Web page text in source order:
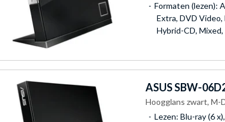
Formaten (lezen):
Extra, DVD
Hybrid-CD,
ASUSSBW-
Hoogglans zwart, M-
Lezen: Blu-ray (6